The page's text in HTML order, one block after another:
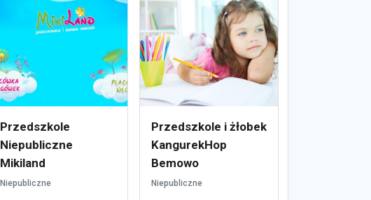
Przedszkole
Niepubliczne
Mikiland
Niepubliczne
Przedszkole i żłobek
KangurekHop
Bemowo
Niepubliczne